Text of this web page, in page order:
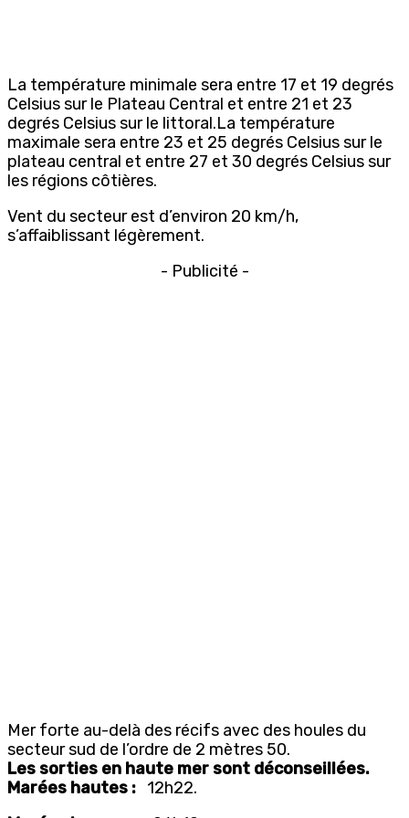
La température minimale sera entre 17 et 19 degrés
Celsius sur le Plateau Central et entre 21 et 23
degrés Celsius sur le littoral.La température
maximale sera entre 23 et 25 degrés Celsius sur le
plateau central et entre 27 et 30 degrés Celsius sur
les régions côtières.
Vent du secteur est d’environ 20 km/h,
s’affaiblissant légèrement.
- Publicité -
Mer forte au-delà des récifs avec des houles du
secteur sud de l’ordre de 2 mètres 50.
Les sorties en haute mer sont déconseillées.
Marées hautes : 12h22.